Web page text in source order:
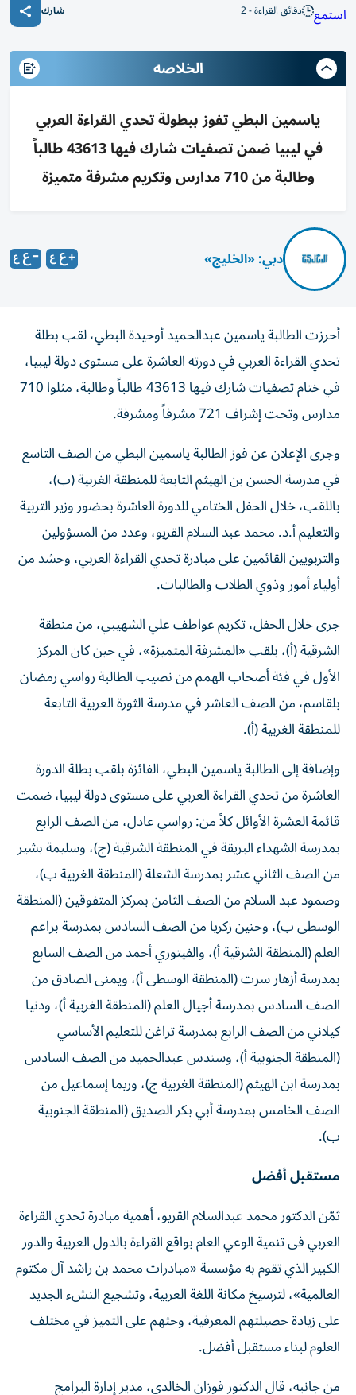
استمع دقائق القراءة - 2 شارك
الخلاصه
ياسمين البطي تفوز ببطولة تحدي القراءة العربي
في ليبيا ضمن تصفيات شارك فيها 43613 طالباً
وطالبة من 710 مدارس وتكريم مشرفة متميزة
دبي: «الخليج»
أحرزت الطالبة ياسمين عبدالحميد أوحيدة البطي، لقب بطلة
تحدي القراءة العربي في دورته العاشرة على مستوى دولة ليبيا،
في ختام تصفيات شارك فيها 43613 طالباً وطالبة، مثلوا 710
مدارس وتحت إشراف 721 مشرفاً ومشرفة.
وجرى الإعلان عن فوز الطالبة ياسمين البطي من الصف التاسع
في مدرسة الحسن بن الهيثم التابعة للمنطقة الغربية (ب)،
باللقب، خلال الحفل الختامي للدورة العاشرة بحضور وزير التربية
والتعليم أ.د. محمد عبد السلام القريو، وعدد من المسؤولين
والتربويين القائمين على مبادرة تحدي القراءة العربي، وحشد من
أولياء أمور وذوي الطلاب والطالبات.
جرى خلال الحفل، تكريم عواطف علي الشهيبي، من منطقة
الشرقية (أ)، بلقب «المشرفة المتميزة»، في حين كان المركز
الأول في فئة أصحاب الهمم من نصيب الطالبة رواسي رمضان
بلقاسم، من الصف العاشر في مدرسة الثورة العربية التابعة
للمنطقة الغربية (أ).
وإضافة إلى الطالبة ياسمين البطي، الفائزة بلقب بطلة الدورة
العاشرة من تحدي القراءة العربي على مستوى دولة ليبيا، ضمت
قائمة العشرة الأوائل كلاً من: رواسي عادل، من الصف الرابع
بمدرسة الشهداء البريقة في المنطقة الشرقية (ج)، وسليمة بشير
من الصف الثاني عشر بمدرسة الشعلة (المنطقة الغربية ب)،
وصمود عبد السلام من الصف الثامن بمركز المتفوقين (المنطقة
الوسطى ب)، وحنين زكريا من الصف السادس بمدرسة براعم
العلم (المنطقة الشرقية أ)، والفيتوري أحمد من الصف السابع
بمدرسة أزهار سرت (المنطقة الوسطى أ)، ويمنى الصادق من
الصف السادس بمدرسة أجيال العلم (المنطقة الغربية أ)، ودنيا
كيلاني من الصف الرابع بمدرسة تراغن للتعليم الأساسي
(المنطقة الجنوبية أ)، وسندس عبدالحميد من الصف السادس
بمدرسة ابن الهيثم (المنطقة الغربية ج)، وريما إسماعيل من
الصف الخامس بمدرسة أبي بكر الصديق (المنطقة الجنوبية
ب).
مستقبل أفضل
ثمّن الدكتور محمد عبدالسلام القريو، أهمية مبادرة تحدي القراءة
العربي فى تنمية الوعي العام بواقع القراءة بالدول العربية والدور
الكبير الذي تقوم به مؤسسة «مبادرات محمد بن راشد آل مكتوم
العالمية»، لترسيخ مكانة اللغة العربية، وتشجيع النشء الجديد
على زيادة حصيلتهم المعرفية، وحثهم على التميز في مختلف
العلوم لبناء مستقبل أفضل.
من جانبه، قال الدكتور فوزان الخالدي، مدير إدارة البرامج